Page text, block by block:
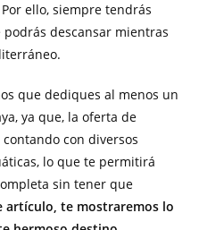
Por ello, siempre tendrás
descansar mientras
que dediques al menos un
ya que, la oferta de
con diversos
lo que te permitirá
sin tener que
artículo, te mostraremos lo